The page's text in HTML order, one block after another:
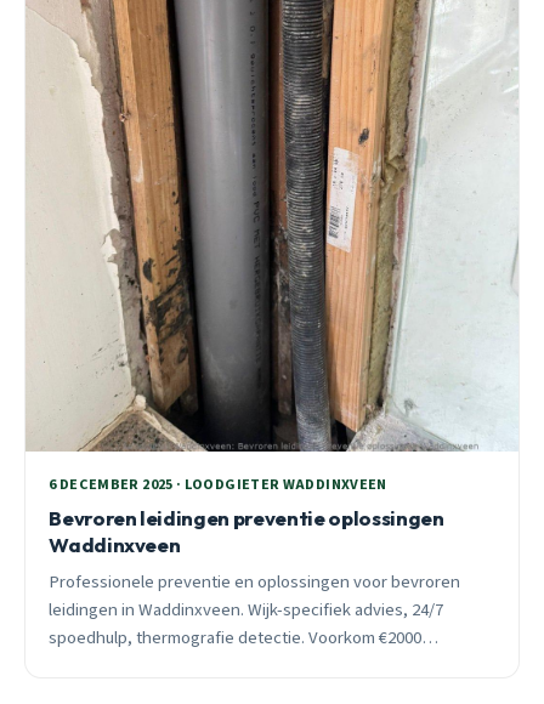
6 DECEMBER 2025 · LOODGIETER WADDINXVEEN
Bevroren leidingen preventie oplossingen
Waddinxveen
Professionele preventie en oplossingen voor bevroren
leidingen in Waddinxveen. Wijk-specifiek advies, 24/7
spoedhulp, thermografie detectie. Voorkom €2000